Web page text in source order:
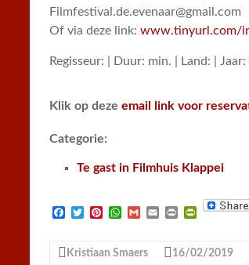
Filmfestival.de.evenaar@gmail.com
Of via deze link: www.tinyurl.com/
Regisseur: | Duur: min. | Land: | Jaar:
Klik op deze email link voor
Categorie:
Te gast in Filmhuis Klappei
e
t
t
W
t
G
i
n
P
n
Kristiaan Smaers 16/02/2019